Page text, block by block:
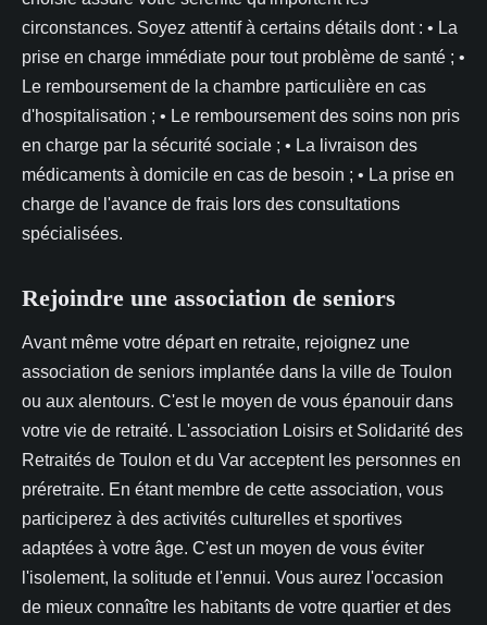
circonstances. Soyez attentif à certains détails dont : • La
prise en charge immédiate pour tout problème de santé ; •
Le remboursement de la chambre particulière en cas
d'hospitalisation ; • Le remboursement des soins non pris
en charge par la sécurité sociale ; • La livraison des
médicaments à domicile en cas de besoin ; • La prise en
charge de l'avance de frais lors des consultations
spécialisées.
Rejoindre une association de seniors
Avant même votre départ en retraite, rejoignez une
association de seniors implantée dans la ville de Toulon
ou aux alentours. C'est le moyen de vous épanouir dans
votre vie de retraité. L'association Loisirs et Solidarité des
Retraités de Toulon et du Var acceptent les personnes en
préretraite. En étant membre de cette association, vous
participerez à des activités culturelles et sportives
adaptées à votre âge. C'est un moyen de vous éviter
l'isolement, la solitude et l'ennui. Vous aurez l'occasion
de mieux connaître les habitants de votre quartier et des